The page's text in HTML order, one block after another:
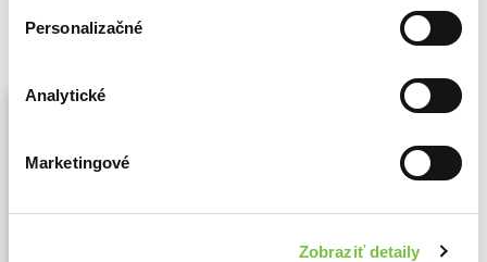
Personalizačné
Analytické
Marketingové
Zobraziť detaily
9,90€
Zľava 8%
pre rozumné hlavičky zo škôlky aj školičky
1000 super aktivít prináša deťom takmer
podporujú učenie hrou. Spojovačky,